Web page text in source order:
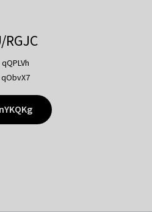
RGJC
qQPLVh
qObvX7
nYKQKg